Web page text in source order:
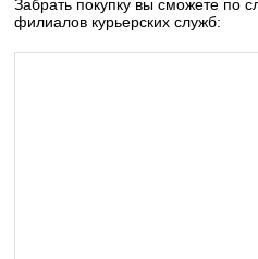
Забрать покупку вы сможете по
филиалов курьерских служб: